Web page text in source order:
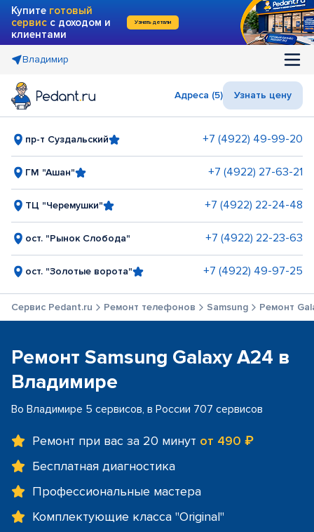
Купите готовый
сервис с доходом и
клиентами
Узнать детали
Владимир
Адреса (5) Узнать цену
пр-т Суздальский +7 (4922) 49-99-20
ГМ "Ашан" +7 (4922) 27-63-21
ТЦ "Черемушки" +7 (4922) 22-24-48
ост. "Рынок Слобода" +7 (4922) 22-23-63
ост. "Золотые ворота" +7 (4922) 49-97-25
Сервис Pedant.ru Ремонт телефонов Samsung Ремонт
Ремонт Samsung Galaxy A24 в
Владимире
Во Владимире 5 сервисов, в России 707 сервисов
Ремонт при вас за 20 минут от 490 ₽
Бесплатная диагностика
Профессиональные мастера
Комплектующие класса "Original"